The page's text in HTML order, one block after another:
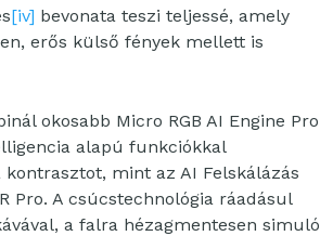
[iv] bevonata teszi teljessé, amely
erős külső fények mellett is
okosabb Micro RGB AI Engine Pro
alapú funkciókkal
mint az AI Felskálázás
Pro. A csúcstechnológia ráadásul
a falra hézagmentesen simuló